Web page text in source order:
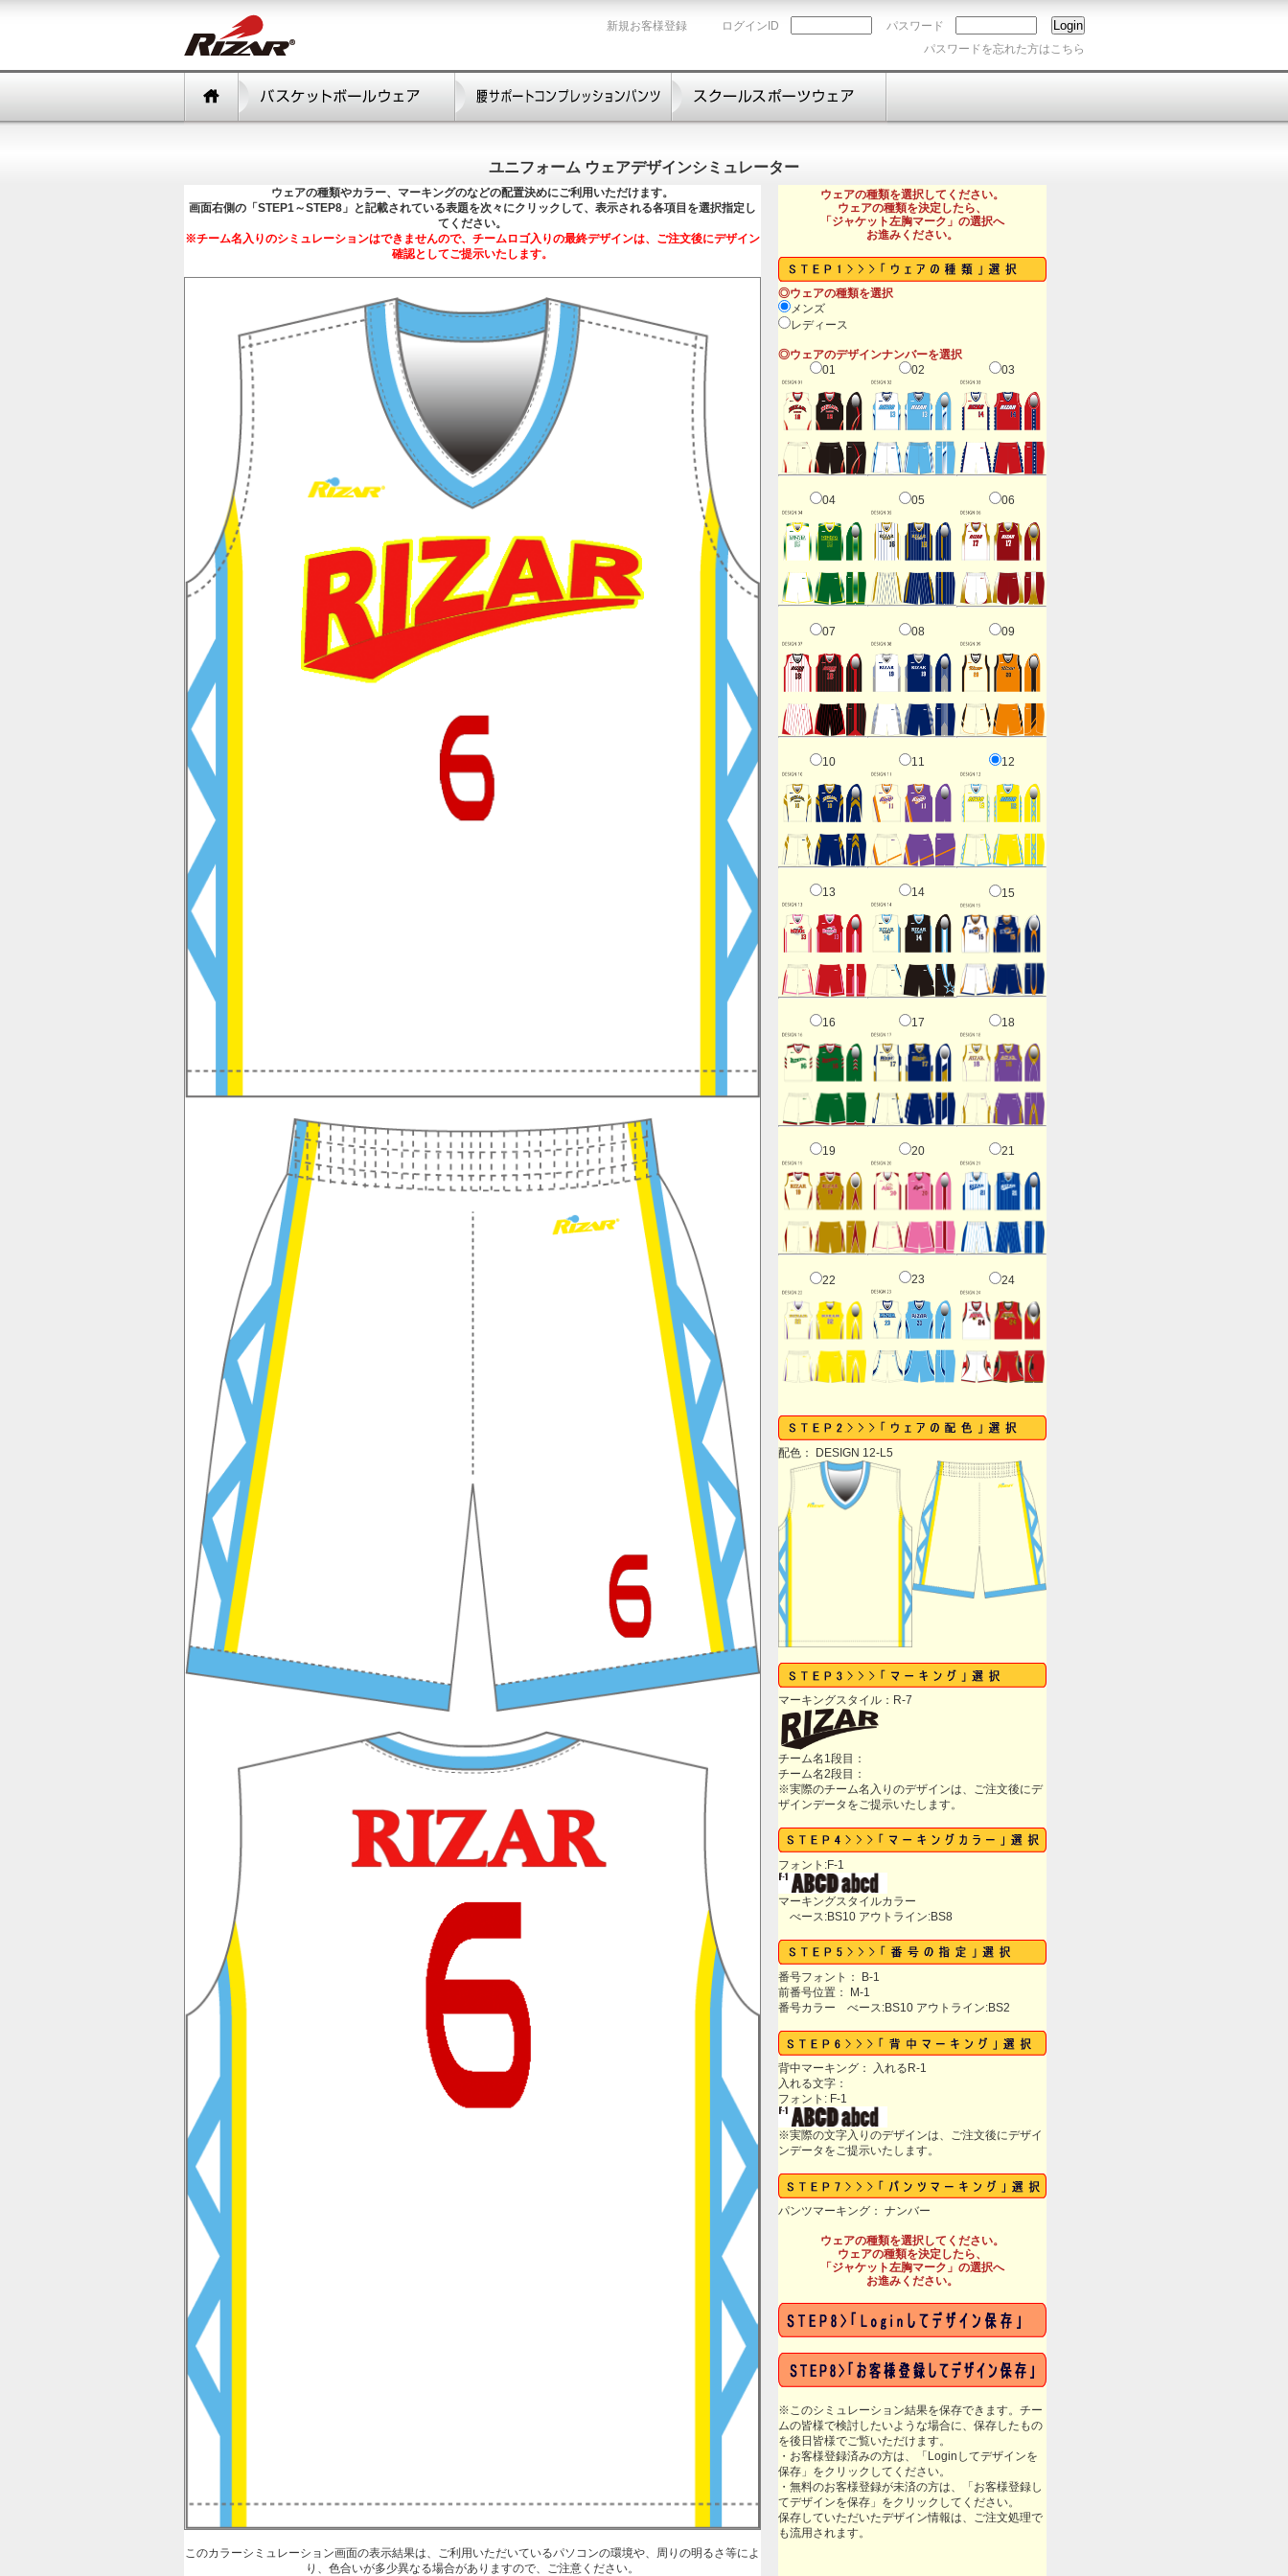
新規お客様登録 ログインID
パスワード
パスワードを忘れた方はこちら
ユニフォーム ウェアデザインシミュレーター
ウェアの種類やカラー、マーキングのなどの配置決めにご利用いただけます。
画面右側の「STEP1～STEP8」と記載されている表題を次々にクリックして、表示される各項目を選択指定し
てください。
※チーム名入りのシミュレーションはできませんので、チームロゴ入りの最終デザインは、ご注文後にデザイン
確認としてご提示いたします。
このカラーシミュレーション画面の表示結果は、ご利用いただいているパソコンの環境や、周りの明るさ等によ
り、色合いが多少異なる場合がありますので、ご注意ください。
ウェアの種類を選択してください。
ウェアの種類を決定したら、
「ジャケット左胸マーク」の選択へ
お進みください。
◎ウェアの種類を選択
メンズ
レディース
◎ウェアのデザインナンバーを選択
01
02 03
04 05 06
07 08 09
10 11 12
13 14 15
16 17 18
19 20 21
22 23 24
配色： DESIGN 12-L5
マーキングスタイル：R-7
チーム名1段目：
チーム名2段目：
※実際のチーム名入りのデザインは、ご注文後にデ
ザインデータをご提示いたします。
フォント:F-1
マーキングスタイルカラー
べース:BS10 アウトライン:BS8
番号フォント： B-1
前番号位置： M-1
番号カラー べース:BS10 アウトライン:BS2
背中マーキング： 入れるR-1
入れる文字：
フォント: F-1
※実際の文字入りのデザインは、ご注文後にデザイ
ンデータをご提示いたします。
パンツマーキング： ナンバー
ウェアの種類を選択してください。
ウェアの種類を決定したら、
「ジャケット左胸マーク」の選択へ
お進みください。
※このシミュレーション結果を保存できます。チー
ムの皆様で検討したいような場合に、保存したもの
を後日皆様でご覧いただけます。
・お客様登録済みの方は、「Loginしてデザインを
保存」をクリックしてください。
・無料のお客様登録が未済の方は、「お客様登録し
てデザインを保存」をクリックしてください。
保存していただいたデザイン情報は、ご注文処理で
も流用されます。